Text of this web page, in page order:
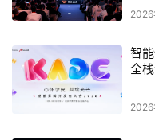
方案。
数据中心：打造算力之源
今年2月，“东数西算”工
算力需求有序引导到西
2026
智
全
2026